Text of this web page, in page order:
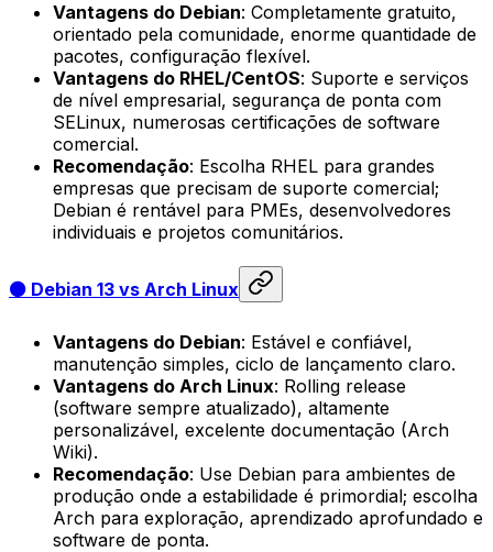
Vantagens do Debian: Completamente gratuito,
orientado pela comunidade, enorme quantidade de
pacotes, configuração flexível.
Vantagens do RHEL/CentOS: Suporte e serviços
de nível empresarial, segurança de ponta com
SELinux, numerosas certificações de software
comercial.
Recomendação: Escolha RHEL para grandes
empresas que precisam de suporte comercial;
Debian é rentável para PMEs, desenvolvedores
individuais e projetos comunitários.
⚫ Debian 13 vs Arch Linux
Vantagens do Debian: Estável e confiável,
manutenção simples, ciclo de lançamento claro.
Vantagens do Arch Linux: Rolling release
(software sempre atualizado), altamente
personalizável, excelente documentação (Arch
Wiki).
Recomendação: Use Debian para ambientes de
produção onde a estabilidade é primordial; escolha
Arch para exploração, aprendizado aprofundado e
software de ponta.